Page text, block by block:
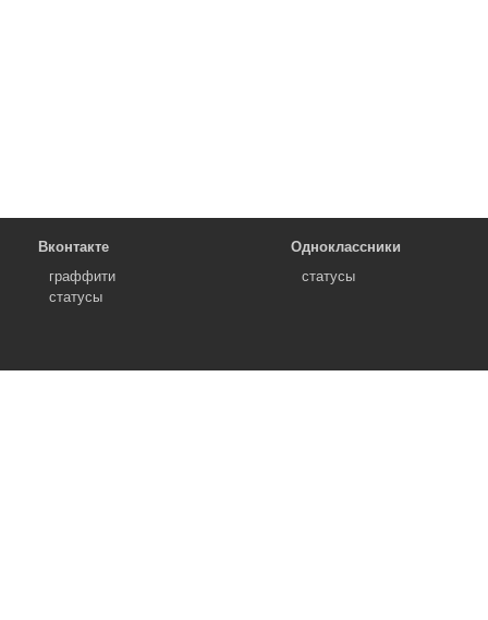
Вконтакте
граффити
статусы
Одноклассники
статусы